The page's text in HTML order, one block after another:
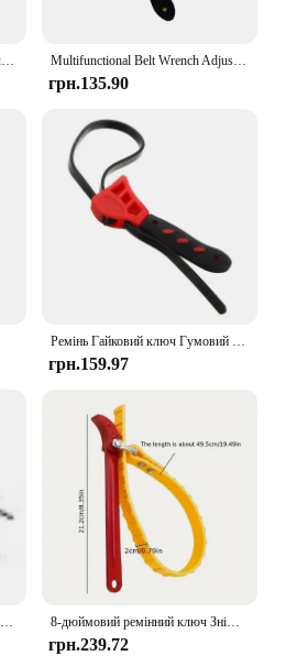
6/8-дюймовий гайковий ключ для масляного фільтра Відкривачка для ремінця Регульована водопровідна труба Багатофункціональний інструмент для зняття картриджа Розбирання Ремінний ключ Інструменти Multifunctional Belt Wrench Adjustable Rubber Strap Wrench Oil Filter Wrench Jar Opener Pipe Wrench Cartridge Disassembly Tool
грн.135.90
Ремінь Гайковий ключ Гумовий ремінь Відкривачка для пляшок Багатофункціональний домашній регульований універсальний
грн.159.97
6inch Strap Wrench Set Universal Rubber Strap Wrench Oil Filter Strap Wrench Set Multifunctional Adjustable Wrench Tools 8-дюймовий ремінний ключ Знімач масляного фільтра Гайковий ключ для ремінця Ланцюговий ключ Відкривачка для ремінця Регульований інструмент для розбирання картриджа
грн.239.72